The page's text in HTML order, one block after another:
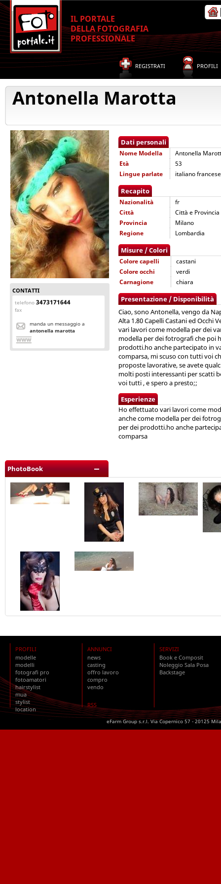
IL PORTALE
DELLA FOTOGRAFIA
PROFESSIONALE
REGISTRATI PROFILI
Antonella Marotta
CONTATTI
telefono 3473171644
fax
manda un messaggio a
antonella marotta
Dati personali
Nome Modella
Antonella
Età
53
Lingue parlate
italiano
Recapito
Nazionalità
fr
Città
Città e
Provincia
Milano
Regione
Lombardia
Misure / Colori
Colore capelli
castani
Colore occhi
verdi
Carnagione
chiara
Presentazione / Disponibilità
Ciao, sono Antonella, vengo da
Alta 1.80 Capelli Castani ed Occhi
vari lavori come modella per dei
modella per dei fotrografi che poi
prodotti.ho anche partecipato in
comparsa, mi scuso con tutti voi
proposte lavorative, se avete
molti posti interessanti per scatti
voi tutti , e spero a presto;;
Esperienze
Ho effettuato vari lavori come
anche come modella per dei
per dei prodotti.ho anche
comparsa
PhotoBook
PROFILI
modelle
modelli
fotografi pro
fotoamatori
hairstylist
mua
stylist
location
ANNUNCI
news
casting
offro lavoro
compro
vendo
RSS
SERVIZI
Book e Composit
Noleggio Sala Posa
Backstage
eFarm Group s.r.l. Via Copernico 57 - 20125